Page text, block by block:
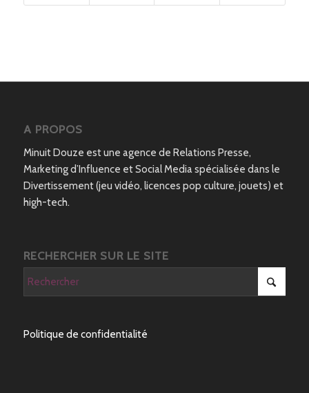
A PROPOS
Minuit Douze est une agence de Relations Presse,
Marketing d’Influence et Social Media spécialisée dans le
Divertissement (jeu vidéo, licences pop culture, jouets) et
high-tech.
RECHERCHER SUR LE SITE
Politique de confidentialité